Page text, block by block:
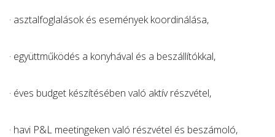
· asztalfoglalások és események koordinálása,
· együttműködés a konyhával és a beszállítókkal,
· éves budget készítésében való aktív részvétel,
· havi P&L meetingeken való részvétel és beszámoló,